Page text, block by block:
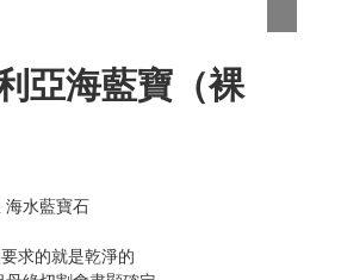
亞海藍寶（裸
海水藍寶石
求的就是乾淨的